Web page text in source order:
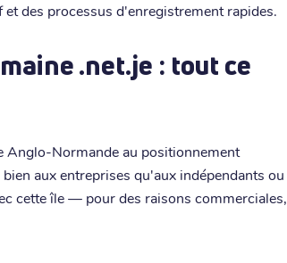
des processus d'enregistrement rapides.
.net.je : tout ce
Anglo-Normande au positionnement
aux entreprises qu'aux indépendants ou
cette île — pour des raisons commerciales,